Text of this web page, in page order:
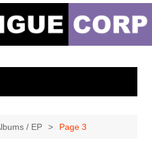
Bastringue Corp –
Musicales
/ EP Page 3